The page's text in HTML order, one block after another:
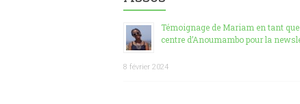
Témoignage de Mariam en tant que
centre d’Anoumambo pour la
8 février 2024